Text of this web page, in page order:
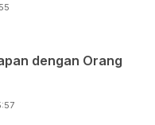
dengan Orang